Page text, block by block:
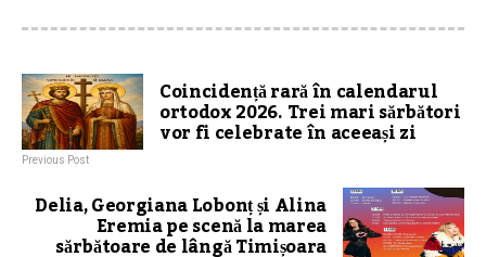
Coincidență rară în calendarul
ortodox 2026. Trei mari sărbători
vor fi celebrate în aceeași zi
Previous Post
Delia, Georgiana Lobonț și Alina
Eremia pe scenă la marea
sărbătoare de lângă Timișoara